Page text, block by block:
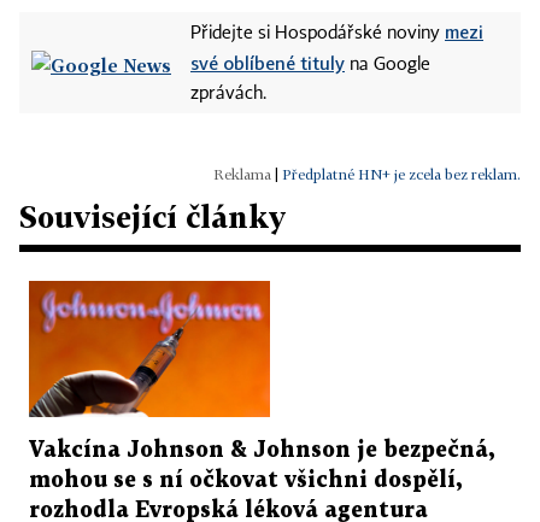
Přidejte si Hospodářské noviny mezi
své oblíbené tituly na Google
zprávách.
Předplatné HN+ je zcela bez reklam.
Související články
Vakcína Johnson & Johnson je bezpečná,
mohou se s ní očkovat všichni dospělí,
rozhodla Evropská léková agentura